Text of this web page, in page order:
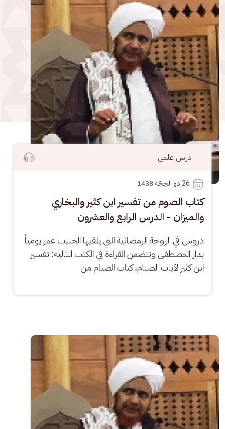
درس علمي
26
كتاب الصوم من تفسير ابن كثير والبخاري
والميزان - الدرس الرابع والعشرون
دروس في الروحة الرمضانية التي يلقيها الحبيب عمر يومياً
بدار المصطفى وتتضمن القراءة في الكتب التالية: تفسير
ابن كثير لآيات الصيام، كتاب الصيام من
الصورة